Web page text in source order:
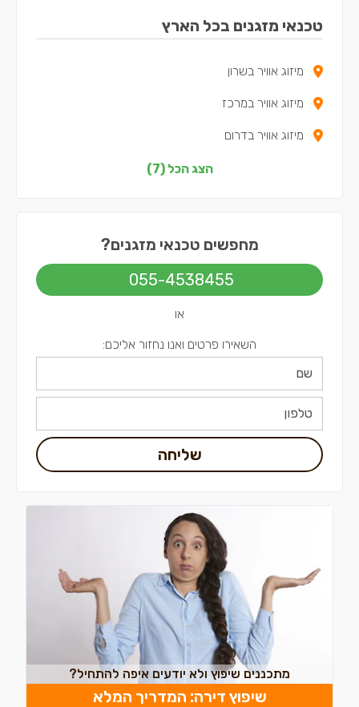
טכנאי מזגנים בכל הארץ
מיזוג אוויר בשרון
מיזוג אוויר במרכז
מיזוג אוויר בדרום
מיזוג אוויר בצפון
מיזוג אוויר בתל אביב
הצג הכל (7)
מחפשים טכנאי מזגנים?
055-4538455
או
השאירו פרטים ואנו נחזור אליכם:
שליחה
מתכננים שיפוץ ולא יודעים איפה להתחיל?
שיפוץ דירה: המדריך המלא